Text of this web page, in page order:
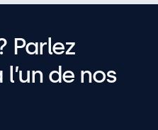
Parlez
de nos